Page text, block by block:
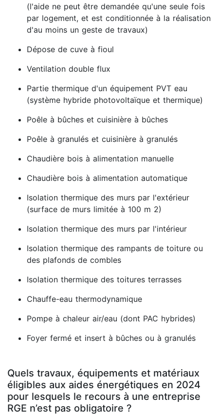
(l'aide ne peut être demandée qu'une seule fois
par logement, et est conditionnée à la réalisation
d'au moins un geste de travaux)
Dépose de cuve à fioul
Ventilation double flux
Partie thermique d'un équipement PVT eau
(système hybride photovoltaïque et thermique)
Poêle à bûches et cuisinière à bûches
Poêle à granulés et cuisinière à granulés
Chaudière bois à alimentation manuelle
Chaudière bois à alimentation automatique
Isolation thermique des murs par l'extérieur
(surface de murs limitée à 100 m 2)
Isolation thermique des murs par l'intérieur
Isolation thermique des rampants de toiture ou
des plafonds de combles
Isolation thermique des toitures terrasses
Chauffe-eau thermodynamique
Pompe à chaleur air/eau (dont PAC hybrides)
Foyer fermé et insert à bûches ou à granulés
Quels travaux, équipements et matériaux
éligibles aux aides énergétiques en 2024
pour lesquels le recours à une entreprise
RGE n’est pas obligatoire ?